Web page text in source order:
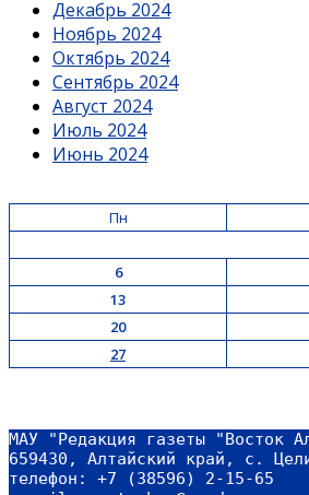
Декабрь 2024
Ноябрь 2024
Октябрь 2024
Сентябрь 2024
Август 2024
Июль 2024
Июнь 2024
Пн
6
13
20
27
МАУ "Редакция газеты "Восток
659430, Алтайский край, с.
телефон: +7 (38596) 2-15-65